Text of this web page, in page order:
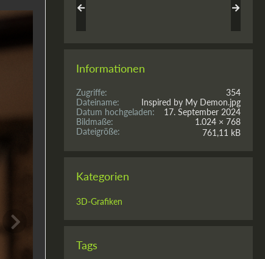
Informationen
Zugriffe
354
Dateiname
Inspired by My Demon.jpg
Datum hochgeladen
17. September 2024
Bildmaße
1.024 × 768
Dateigröße
761,11 kB
Kategorien
3D-Grafiken
Tags